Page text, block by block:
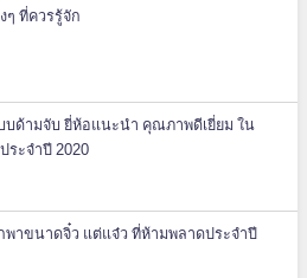
ๆ ที่ควรรู้จัก
บด้ามจับ ยี่ห้อแนะนำ คุณภาพดีเยี่ยม ใน
ระจำปี 2020
พาขนาดจิ๋ว แต่แจ๋ว ที่ห้ามพลาดประจำปี